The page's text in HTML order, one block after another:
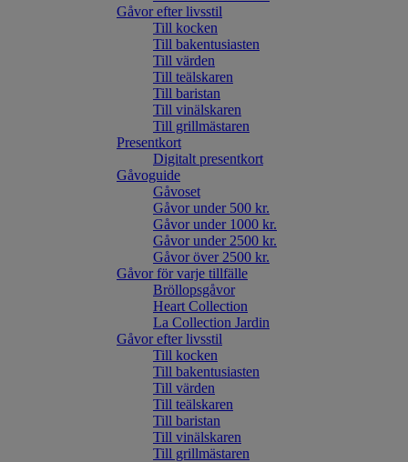
Gåvor efter livsstil
Till kocken
Till bakentusiasten
Till värden
Till teälskaren
Till baristan
Till vinälskaren
Till grillmästaren
Presentkort
Digitalt presentkort
Gåvoguide
Gåvoset
Gåvor under 500 kr.
Gåvor under 1000 kr.
Gåvor under 2500 kr.
Gåvor över 2500 kr.
Gåvor för varje tillfälle
Bröllopsgåvor
Heart Collection
La Collection Jardin
Gåvor efter livsstil
Till kocken
Till bakentusiasten
Till värden
Till teälskaren
Till baristan
Till vinälskaren
Till grillmästaren